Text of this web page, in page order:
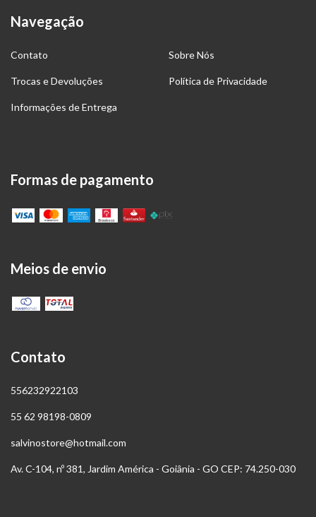
Navegação
Contato Sobre Nós
Trocas e Devoluções Política de Privacidade
Informações de Entrega
Formas de pagamento
Meios de envio
Contato
556232922103
55 62 98198-0809
salvinostore@hotmail.com
Av. C-104, nº 381, Jardim América - Goiânia - GO CEP: 74.250-030